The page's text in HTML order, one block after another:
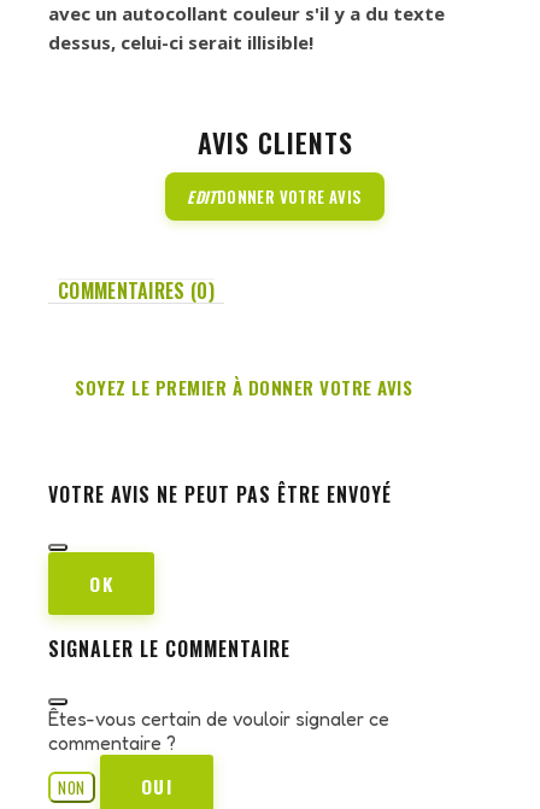
avec un autocollant couleur s'il y a du texte
dessus, celui-ci serait illisible!
AVIS CLIENTS
EDITDONNER VOTRE AVIS
COMMENTAIRES (0)
SOYEZ LE PREMIER À DONNER VOTRE AVIS
VOTRE AVIS NE PEUT PAS ÊTRE ENVOYÉ
OK
SIGNALER LE COMMENTAIRE
Êtes-vous certain de vouloir signaler ce
commentaire ?
NON
OUI